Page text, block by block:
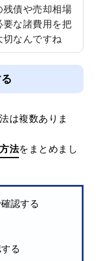
残債や売却相場
要な諸費用を把
切なんですね
は複数ありま
法をまとめまし
認する
る